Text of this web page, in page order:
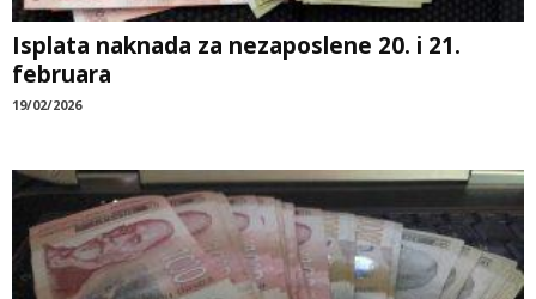
Isplata naknada za nezaposlene 20. i 21.
februara
19/02/2026